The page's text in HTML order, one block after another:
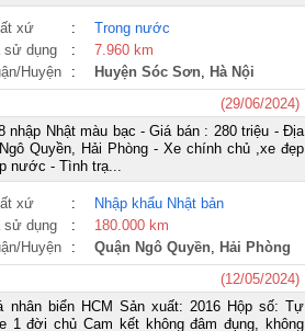
xứ :
Trong nước
sử dụng :
7.960 km
Huyện : Huyện Sóc Sơn, Hà Nội
(29/06/2024)
nhập Nhật màu bạc - Giá bán : 280 triệu - Địa
Quyền, Hải Phòng - Xe chính chủ ,xe đẹp
nước - Tình trạ...
xứ :
Nhập khẩu Nhật bản
sử dụng :
180.000 km
Huyện : Quận Ngô Quyền, Hải Phòng
(12/05/2024)
nhân biển HCM Sản xuất: 2016 Hộp số: Tự
1 đời chủ Cam kết không đâm đụng, không